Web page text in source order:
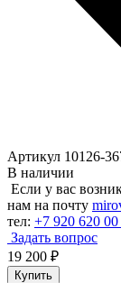
Артикул 10126-
В наличии
Если у вас
нам на почту
тел: +7 920 620 00
Задать вопрос
19 200 ₽
Купить